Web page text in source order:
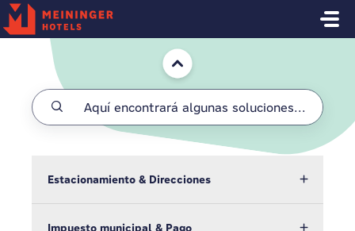
Saltar al contenido principal
Inicio
Estacionamiento & Direcciones
Impuesto municipal & Pago